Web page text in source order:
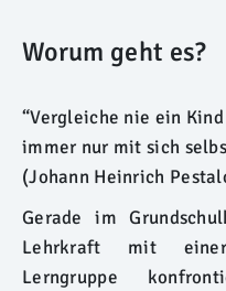
Worum geht es?
“Vergleiche nie ein
immer nur mit sich
(Johann Heinrich
Gerade im
Lehrkraft mit einer
Lerngruppe